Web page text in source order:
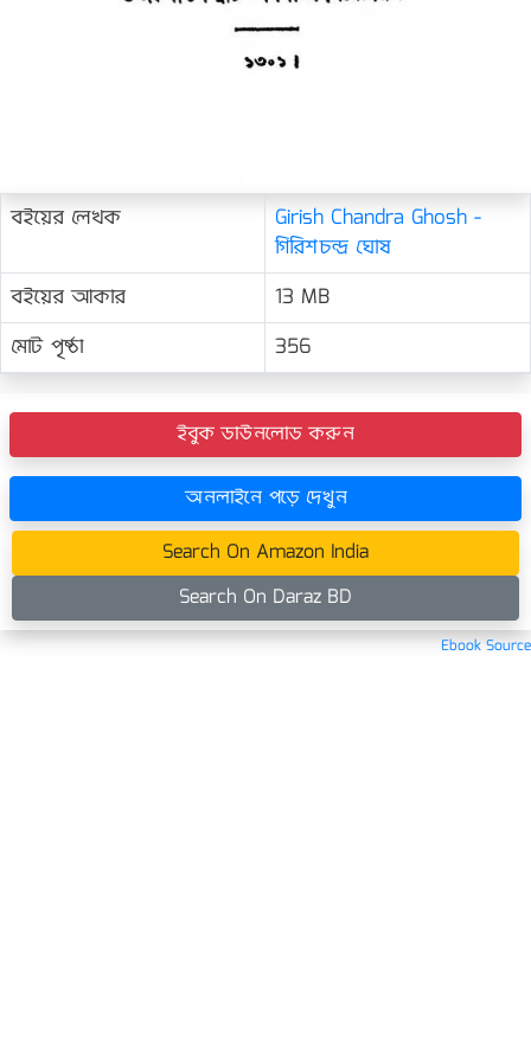
বইয়ের লেখক
Girish Chandra Ghosh -
গিরিশচন্দ্র ঘোষ
বইয়ের আকার
13 MB
মোট পৃষ্ঠা
356
ইবুক ডাউনলোড করুন
অনলাইনে পড়ে দেখুন
Search On Amazon India
Search On Daraz BD
Ebook Source